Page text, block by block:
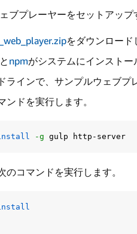
ブプレーヤーをセットアップ
をダウンロード
と npmがシステムにインストー
ラインで、サンプルウェブプ
ンドを実行します。
-g
のコマンドを実行します。